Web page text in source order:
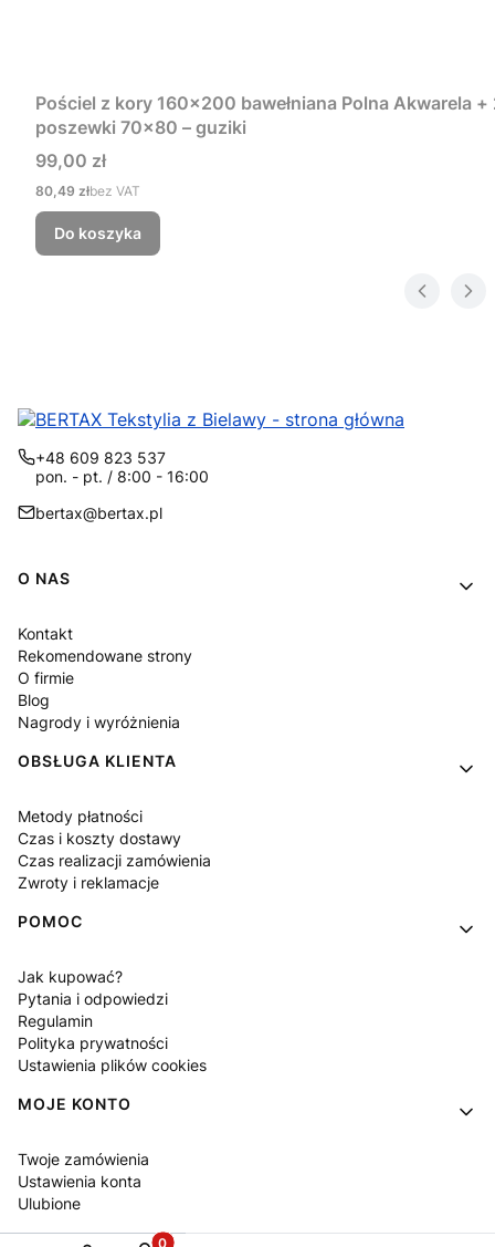
Pościel z kory 160x200 bawełniana Polna Akwarela +
poszewki 70x80 – guziki
Cena
99,00 zł
Cena
80,49 złbez VAT
Do koszyka
+48 609 823 537
pon. - pt. / 8:00 - 16:00
bertax@bertax.pl
Linki w stopce
O NAS
Kontakt
Rekomendowane strony
O firmie
Blog
Nagrody i wyróżnienia
OBSŁUGA KLIENTA
Metody płatności
Czas i koszty dostawy
Czas realizacji zamówienia
Zwroty i reklamacje
POMOC
Jak kupować?
Pytania i odpowiedzi
Regulamin
Polityka prywatności
Ustawienia plików cookies
MOJE KONTO
Twoje zamówienia
Ustawienia konta
Ulubione